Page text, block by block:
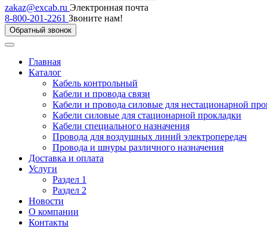
zakaz@excab.ru Электронная почта
8-800-201-2261 Звоните нам!
Обратный звонок
Главная
Каталог
Кабель контрольный
Кабели и провода связи
Кабели и провода силовые для нестационарной
Кабели силовые для стационарной прокладки
Кабели специального назначения
Провода для воздушных линий электропередач
Провода и шнуры различного назначения
Доставка и оплата
Услуги
Раздел 1
Раздел 2
Новости
О компании
Контакты